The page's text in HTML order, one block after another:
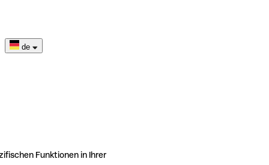
de
Funktionen in Ihrer